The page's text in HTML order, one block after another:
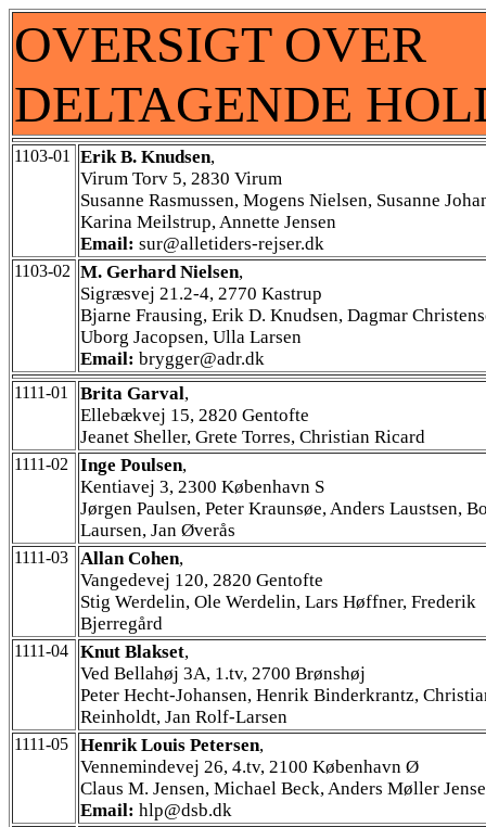
OVERSIGT OVER
DELTAGENDE
1103-01 Erik B. Knudsen,
Virum Torv 5, 2830 Virum
Susanne Rasmussen, Mogens Nielsen, Susanne
Karina Meilstrup, Annette Jensen
Email: sur@alletiders-rejser.dk
1103-02 M. Gerhard Nielsen,
Sigræsvej 21.2-4, 2770 Kastrup
Bjarne Frausing, Erik D. Knudsen, Dagmar
Uborg Jacopsen, Ulla Larsen
Email: brygger@adr.dk
1111-01 Brita Garval,
Ellebækvej 15, 2820 Gentofte
Jeanet Sheller, Grete Torres, Christian Ricard
1111-02 Inge Poulsen,
Kentiavej 3, 2300 København S
Jørgen Paulsen, Peter Kraunsøe, Anders Laustsen,
Laursen, Jan Øverås
1111-03 Allan Cohen,
Vangedevej 120, 2820 Gentofte
Stig Werdelin, Ole Werdelin, Lars Høffner, Frederik
Bjerregård
1111-04 Knut Blakset,
Ved Bellahøj 3A, 1.tv, 2700 Brønshøj
Peter Hecht-Johansen, Henrik Binderkrantz,
Reinholdt, Jan Rolf-Larsen
1111-05 Henrik Louis Petersen,
Vennemindevej 26, 4.tv, 2100 København Ø
Claus M. Jensen, Michael Beck, Anders Møller
Email: hlp@dsb.dk